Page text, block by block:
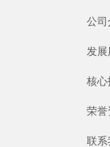
公司
发展
核心
荣誉
联系